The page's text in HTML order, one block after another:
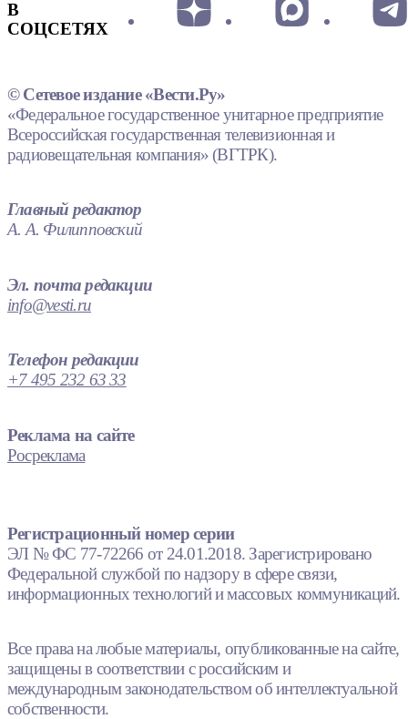
В
СОЦСЕТЯХ
© Сетевое издание «Вести.Ру»
«Федеральное государственное унитарное предприятие
Всероссийская государственная телевизионная и
радиовещательная компания» (ВГТРК).
Главный редактор
А. А. Филипповский
Эл. почта редакции
info@vesti.ru
Телефон редакции
+7 495 232 63 33
Реклама на сайте
Росреклама
Регистрационный номер серии
ЭЛ № ФС 77-72266 от 24.01.2018. Зарегистрировано
Федеральной службой по надзору в сфере связи,
информационных технологий и массовых коммуникаций.
Все права на любые материалы, опубликованные на сайте,
защищены в соответствии с российским и
международным законодательством об интеллектуальной
собственности.